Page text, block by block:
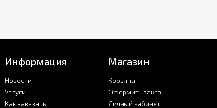
Информация
Новости
Услуги
Как заказать
Магазин
Корзина
Оформить заказ
Личный кабинет